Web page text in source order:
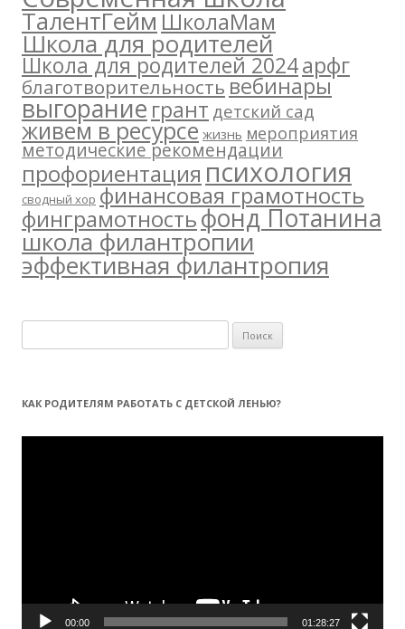
ТалентГеймШколаМам
Школа для родителей
Школа для родителей 2024арфг
благотворительностьвебинары
выгораниегрант детский сад
живем в ресурсе жизнь мероприятия
методические рекомендации
профориентация психология
сводный хор финансовая грамотность
финграмотностьфонд Потанина
школа филантропии
эффективная филантропия
а
т
:
КАК РОДИТЕЛЯМ РАБОТАТЬ С ДЕТСКОЙ ЛЕНЬЮ?
Видеоплеер
00:00 01:28:27